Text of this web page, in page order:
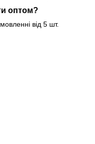
оптом?
від 5 шт.